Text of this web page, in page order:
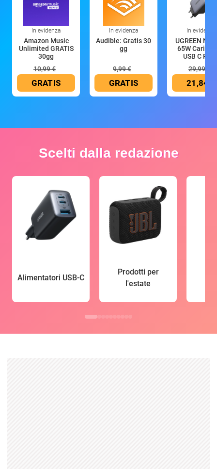
In evidenza
Amazon Music
Unlimited GRATIS
30gg
10,99 €
GRATIS
In evidenza
Audible: Gratis 30
gg
9,99 €
GRATIS
In evidenza
UGREEN
65W
USB C
29,99 €
21,84 €
Scelti dalla redazione
Alimentatori USB-C
Prodotti per
l'estate